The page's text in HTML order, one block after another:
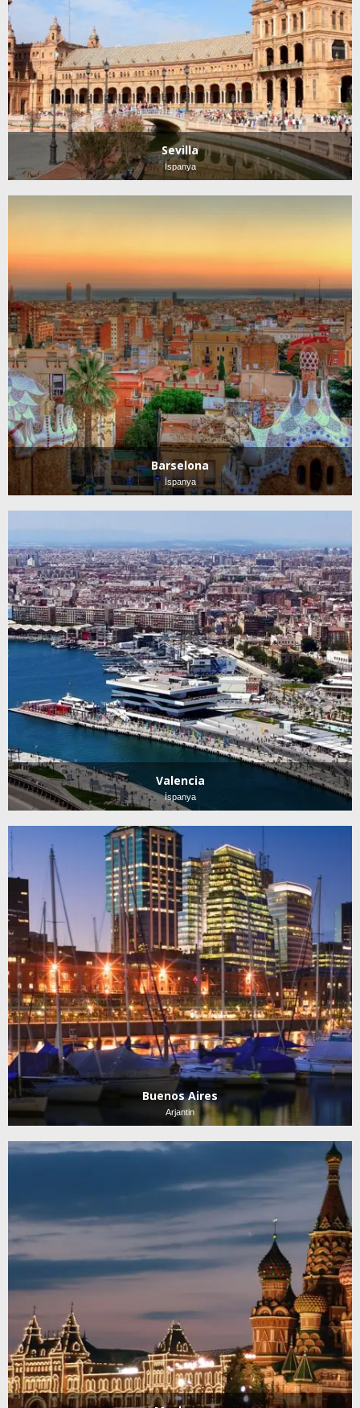
Sevilla
İspanya
Barselona
İspanya
Valencia
İspanya
Buenos Aires
Arjantin